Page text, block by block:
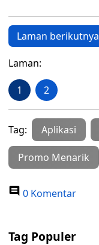
Laman berikutnya
Laman:
1 2
Tag: Aplikasi
Promo Menarik
0 Komentar
Tag Populer